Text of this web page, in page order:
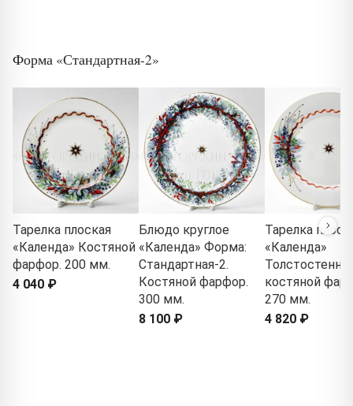
Форма «Стандартная-2»
Тарелка плоская
«Календа» Костяной
фарфор. 200 мм.
4 040 ₽
Блюдо круглое
«Календа» Форма:
Стандартная-2.
Костяной фарфор.
300 мм.
8 100 ₽
Тарелка
«Календа»
костяной
270 мм.
4 820 ₽